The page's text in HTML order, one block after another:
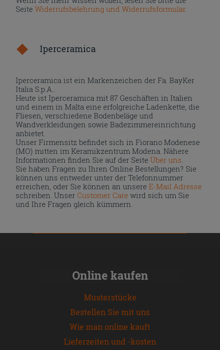
SeiteWiderrufsbelehrung und Widerrufsformular.
Iperceramica
Iperceramica ist ein Markenzeichen der Fa. BayKer
Italia S.p.A..
Heute ist Iperceramica mit 87 Geschäften in Italien
und einem in Malta eine erfolgreiche Ladenkette, die
Fliesen, verschiedene Bodenbeläge und
Wandverkleidungen sowie Badezimmereinrichtung
anbietet.
Unser Firmensitz befindet sich in Fiorano Modenese
(MO) mitten im Keramikzentrum Modena. Nähere
Informationen finden Sie auf der Seite Über uns
Sie haben Fragen zu Ihren Online Bestellungen? Sie
können uns entweder unter der Telefonnummer
erreichen, oder Sie können an unsereE-Mail Adresse
schreiben. UnserCustomer Care wird sich um Sie
und Ihre Fragen gleich kümmern.
Online kaufen
Musterstücke
Bestellen Sie mit uns
Wie man online kauft
Lieferzeiten und -kosten